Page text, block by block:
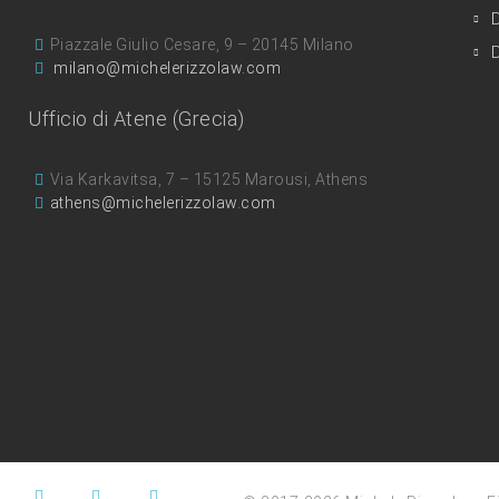
Piazzale Giulio Cesare, 9 – 20145 Milano
milano@michelerizzolaw.com
Ufficio di Atene (Grecia)
Via Karkavitsa, 7 – 15125 Marousi, Athens
athens@michelerizzolaw.com